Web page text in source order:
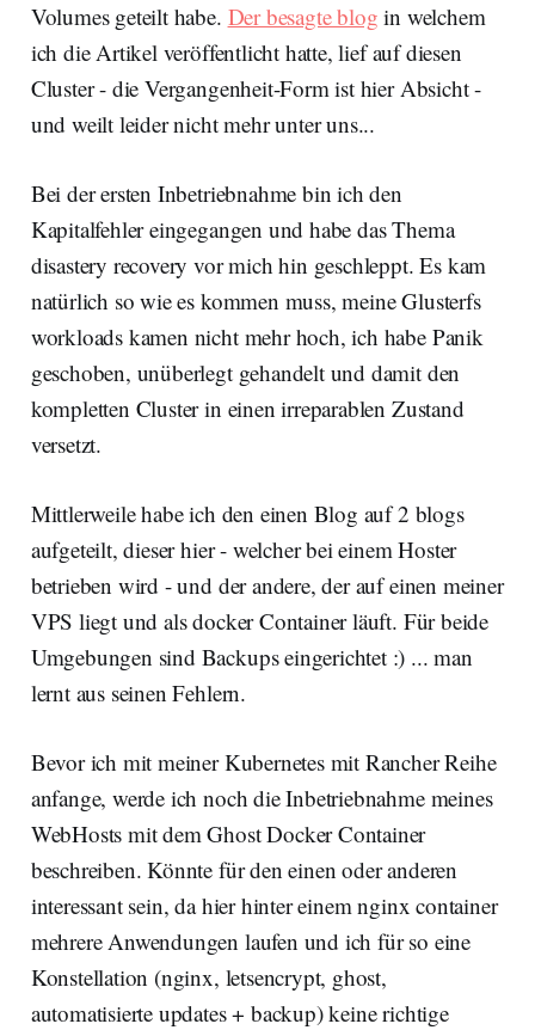
Volumes geteilt habe. Der besagte blog in welchem
ich die Artikel veröffentlicht hatte, lief auf diesen
Cluster - die Vergangenheit-Form ist hier Absicht -
und weilt leider nicht mehr unter uns...
Bei der ersten Inbetriebnahme bin ich den
Kapitalfehler eingegangen und habe das Thema
disastery recovery vor mich hin geschleppt. Es kam
natürlich so wie es kommen muss, meine Glusterfs
workloads kamen nicht mehr hoch, ich habe Panik
geschoben, unüberlegt gehandelt und damit den
kompletten Cluster in einen irreparablen Zustand
versetzt.
Mittlerweile habe ich den einen Blog auf 2 blogs
aufgeteilt, dieser hier - welcher bei einem Hoster
betrieben wird - und der andere, der auf einen meiner
VPS liegt und als docker Container läuft. Für beide
Umgebungen sind Backups eingerichtet :) ... man
lernt aus seinen Fehlern.
Bevor ich mit meiner Kubernetes mit Rancher Reihe
anfange, werde ich noch die Inbetriebnahme meines
WebHosts mit dem Ghost Docker Container
beschreiben. Könnte für den einen oder anderen
interessant sein, da hier hinter einem nginx container
mehrere Anwendungen laufen und ich für so eine
Konstellation (nginx, letsencrypt, ghost,
automatisierte updates + backup) keine richtige